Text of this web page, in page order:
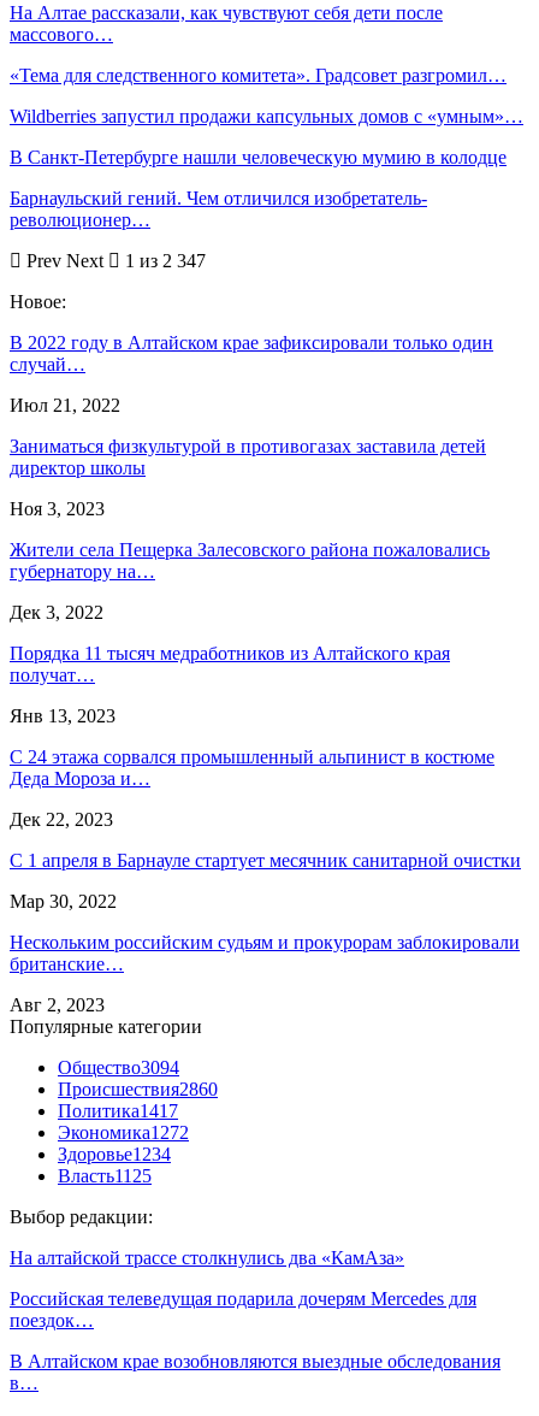
На Алтае рассказали, как чувствуют себя дети после
массового…
«Тема для следственного комитета». Градсовет разгромил…
Wildberries запустил продажи капсульных домов с «умным»…
В Санкт-Петербурге нашли человеческую мумию в колодце
Барнаульский гений. Чем отличился изобретатель-
революционер…
Prev Next
1 из 2 347
Новое:
В 2022 году в Алтайском крае зафиксировали только один
случай…
Июл 21, 2022
Заниматься физкультурой в противогазах заставила детей
директор школы
Ноя 3, 2023
Жители села Пещерка Залесовского района пожаловались
губернатору на…
Дек 3, 2022
Порядка 11 тысяч медработников из Алтайского края
получат…
Янв 13, 2023
С 24 этажа сорвался промышленный альпинист в костюме
Деда Мороза и…
Дек 22, 2023
С 1 апреля в Барнауле стартует месячник санитарной очистки
Мар 30, 2022
Нескольким российским судьям и прокурорам заблокировали
британские…
Авг 2, 2023
Популярные категории
Общество3094
Происшествия2860
Политика1417
Экономика1272
Здоровье1234
Власть1125
Выбор редакции:
На алтайской трассе столкнулись два «КамАза»
Российская телеведущая подарила дочерям Mercedes для
поездок…
В Алтайском крае возобновляются выездные обследования
в…